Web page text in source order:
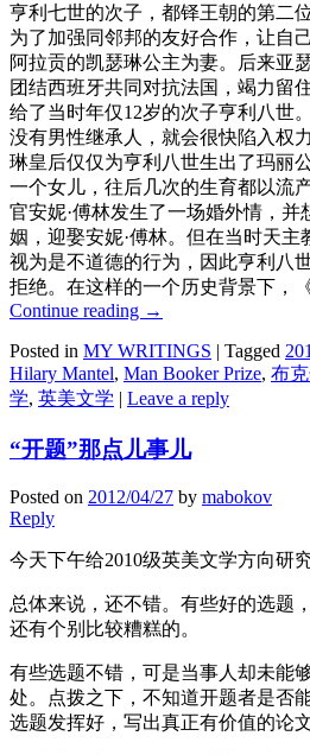
亨利七世的次子，都铎王朝的第二
为了加强同邻邦的友好合作，让自
阿拉贡的凯瑟琳公主为妻。后来亚
团结西班牙共同对抗法国，竭力留
给了当时年仅12岁的次子亨利八世
没有男性继承人，就会很快陷入权
琳皇后仅仅为亨利八世生出了玛丽
一个女儿，往后几次的生育都以流
官安妮·傅林发生了一场婚外情，并
姻，迎娶安妮·傅林。但在当时天主
视为是不道德的行为，因此亨利八
拒绝。在这样的一个历史背景下，
Continue reading →
Posted in MY WRITINGS | Tagged
Hilary Mantel, Man Booker Prize, 布
学, 英美文学 | Leave a reply
“开题”那点儿事儿
Posted on 2012/04/27 by mabokov
Reply
今天下午给2010级英美文学方向研
总体来说，还不错。有些好的选题
还有个别比较糟糕的。
有些选题不错，可是当事人却未能
处。点拨之下，不知道开题者是否
选题发挥好，写出真正有价值的论文